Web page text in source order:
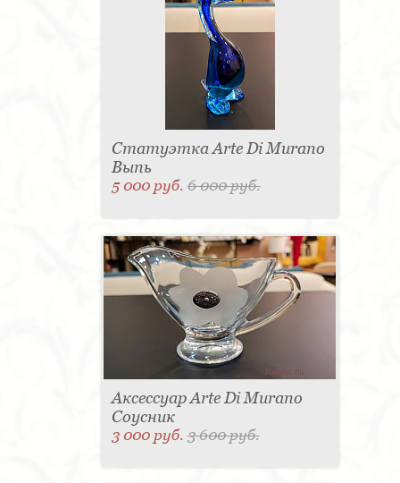
Статуэтка Arte Di Murano
Выпь
5 000 руб.6 000 руб.
Аксессуар Arte Di Murano
Соусник
3 000 руб.3 600 руб.